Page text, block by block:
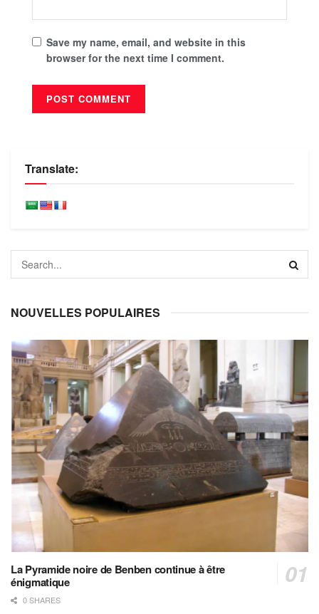
Save my name, email, and website in this
browser for the next time I comment.
Translate:
NOUVELLES POPULAIRES
La Pyramide noire de Benben continue à être
énigmatique
0 SHARES